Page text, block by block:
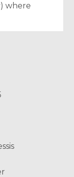
where